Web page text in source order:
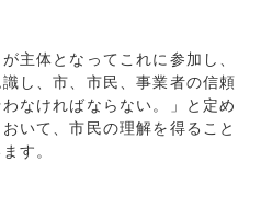
主体となってこれに参加し、
し、市、市民、事業者の信頼
なければならない。」と定め
いて、市民の理解を得ること
す。